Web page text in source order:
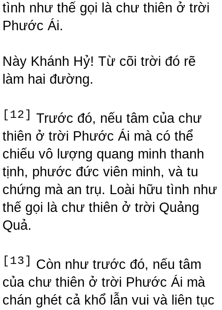
tình như thế gọi là chư thiên ở trời
Phước Ái.
Này Khánh Hỷ! Từ cõi trời đó rẽ
làm hai đường.
[12]
Trước đó, nếu tâm của chư
thiên ở trời Phước Ái mà có thể
chiếu vô lượng quang minh thanh
tịnh, phước đức viên minh, và tu
chứng mà an trụ. Loài hữu tình như
thế gọi là chư thiên ở trời Quảng
Quả.
[13]
Còn như trước đó, nếu tâm
của chư thiên ở trời Phước Ái mà
chán ghét cả khổ lẫn vui và liên tục